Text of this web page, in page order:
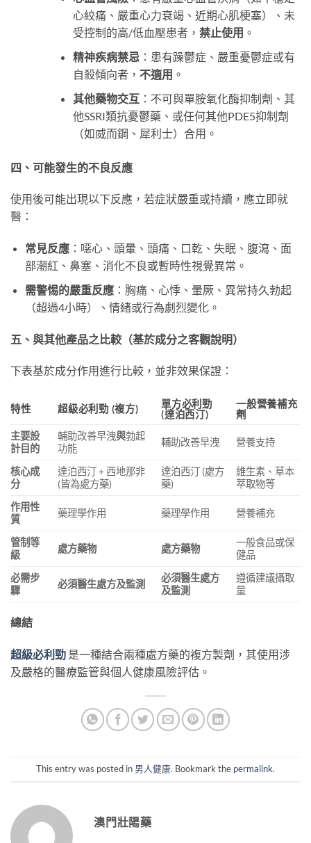
心絞痛、嚴重心力衰竭、近期心肌梗塞）、未
受控制的高/低血壓患者， 禁止使用 。
精神疾病禁忌：患有躁鬱症、嚴重憂鬱症或有
自殺傾向者， 不適用 。
其他藥物交互：不可與單胺氧化酶抑制劑、其
他SSRI類抗憂鬱藥、或任何其他PDE5抑制劑
（如威而鋼、犀利士）合用。
四、可能發生的不良反應
使用後可能出現以下反應，若症狀嚴重或持續，應立即就
醫：
常見反應：噁心、頭暈、頭痛、口乾、失眠、腹瀉、面
部潮紅、鼻塞、消化不良或暫時性視覺異常。
需警惕的嚴重反應：胸痛、心悸、暈厥、異常持久勃起
（超過4小時）、情緒或行為劇烈變化。
五、與其他產品之比較（基於成分之客觀說明）
下表基於成分作用進行比較，並非效果保證：
特性 超級必利勁 (複方)
單方必利勁
(達泊西汀)
一般營養補充
劑
主要設
計目的
輔助改善早洩與勃起
功能
輔助改善早洩 營養支持
核心成
分
達泊西汀 + 西地那非
(皆為處方藥)
達泊西汀 (處方
藥)
維生素、草本
萃取物等
作用性
質
藥理學作用 藥理學作用 營養補充
管制等
級
處方藥物 處方藥物
一般食品或保
健品
必需步
驟
必須醫生處方及監測
必須醫生處方
及監測
遵循建議攝取
量
總結
超級必利勁 ​ 是一種結合兩種處方藥的複方製劑，其使用涉
及嚴格的醫療監管與個人健康風險評估。
This entry was posted in 男人健康. Bookmark the permalink.
澳門壯陽藥